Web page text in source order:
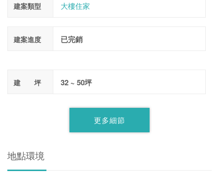
建案類型 大樓住家
建案進度 已完銷
建 坪 32 ~ 50坪
更多細節
地點環境